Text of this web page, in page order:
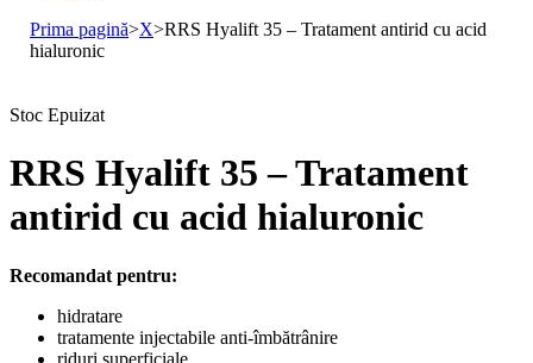
Prima pagină>X>RRS Hyalift 35 – Tratament antirid cu acid
hialuronic
Stoc Epuizat
RRS Hyalift 35 – Tratament
antirid cu acid hialuronic
Recomandat pentru:
hidratare
tratamente injectabile anti-îmbătrânire
riduri superficiale